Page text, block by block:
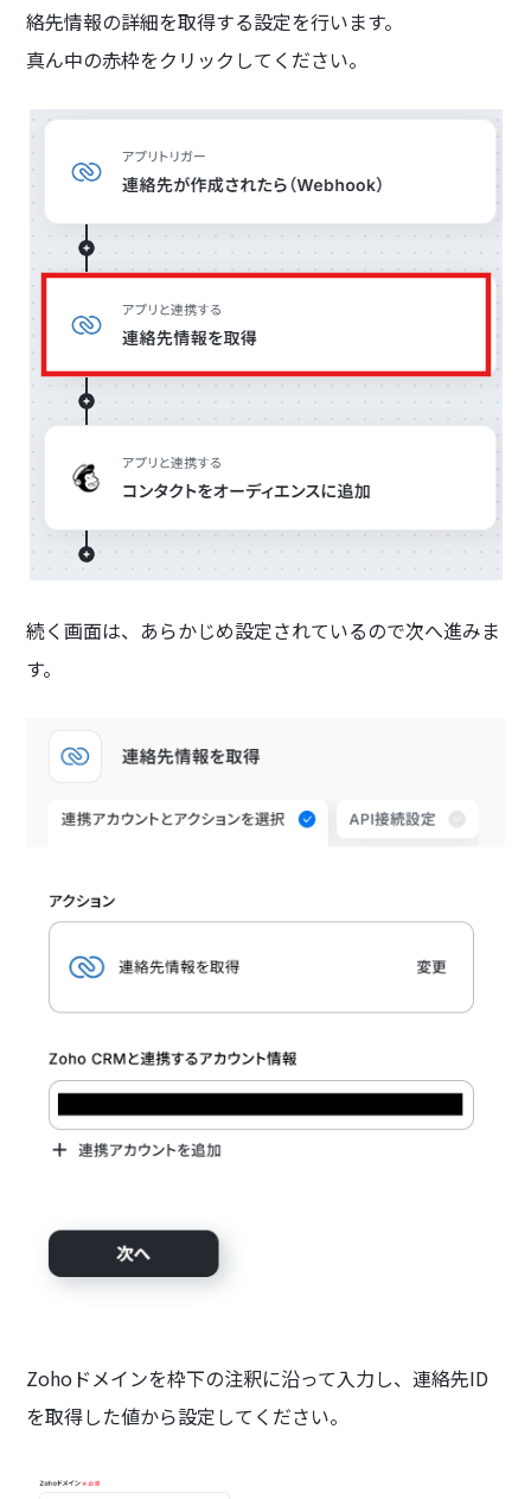
絡先情報の詳細を取得する設定を行います。
真ん中の赤枠をクリックしてください。
続く画面は、あらかじめ設定されているので次へ進みま
す。
Zohoドメインを枠下の注釈に沿って入力し、連絡先ID
を取得した値から設定してください。